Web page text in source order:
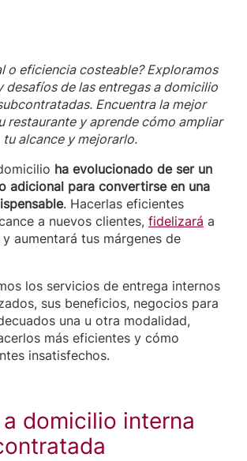
o eficiencia costeable? Exploramos
desafíos de las entregas a domicilio
Encuentra la mejor
restaurante y aprende cómo ampliar
tu alcance y mejorarlo.
ha evolucionado de ser un
adicional para convertirse en una
. Hacerlas eficientes
a nuevos clientes, fidelizará a
aumentará tus márgenes de
los servicios de entrega internos
sus beneficios, negocios para
una u otra modalidad,
más eficientes y cómo
insatisfechos.
domicilio interna